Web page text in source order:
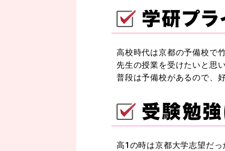
高校時代は京都の予備校で
先生の授業を受けたいと思
普段は予備校があるので、
高1の時は京都大学志望だ